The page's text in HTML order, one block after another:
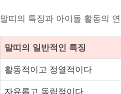
말띠의 특징과 아이돌 활동의
말띠의 일반적인 특징
활동적이고 정열적이다
자유롭고 독립적이다